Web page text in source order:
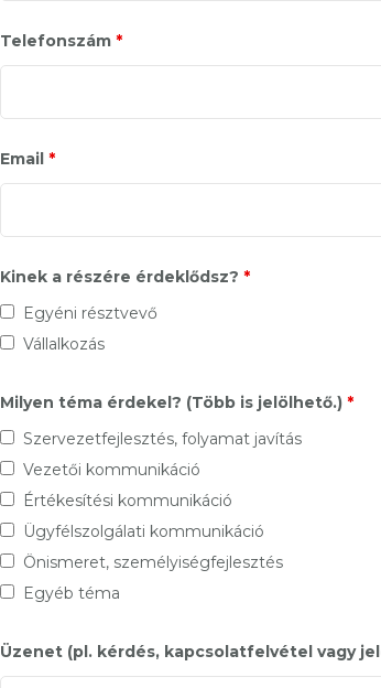
Telefonszám *
Email *
Kinek a részére érdeklődsz? *
Egyéni résztvevő
Vállalkozás
Milyen téma érdekel? (Több is jelölhető.) *
Szervezetfejlesztés, folyamat javítás
Vezetői kommunikáció
Értékesítési kommunikáció
Ügyfélszolgálati kommunikáció
Önismeret, személyiségfejlesztés
Egyéb téma
Üzenet (pl. kérdés, kapcsolatfelvétel vagy